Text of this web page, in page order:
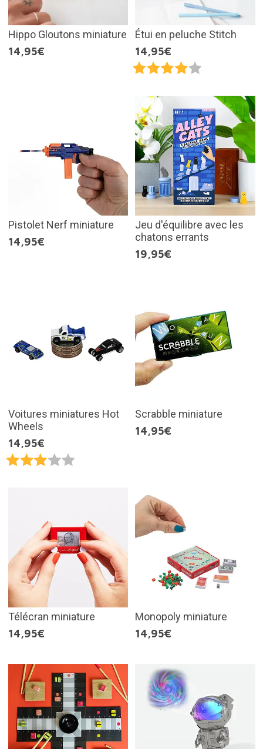
Hippo Gloutons miniature
14,95€
Étui en peluche Stitch
14,95€
Pistolet Nerf miniature
14,95€
Jeu d'équilibre avec les
chatons errants
19,95€
Voitures miniatures Hot
Wheels
14,95€
Scrabble miniature
14,95€
Télécran miniature
14,95€
Monopoly miniature
14,95€